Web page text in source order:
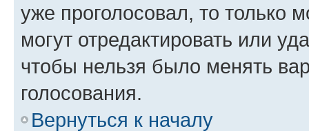
уже проголосовал, то только
могут отредактировать или
чтобы нельзя было менять
голосования.
Вернуться к началу